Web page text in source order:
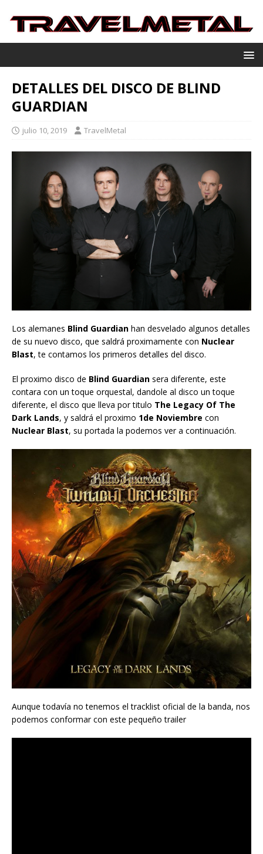
DETALLES DEL DISCO DE BLIND
GUARDIAN
julio 10, 2019 TravelMetal
Los alemanes Blind Guardian han desvelado algunos detalles
de su nuevo disco, que saldrá proximamente con Nuclear
Blast, te contamos los primeros detalles del disco.
El proximo disco de Blind Guardian sera diferente, este
contara con un toque orquestal, dandole al disco un toque
diferente, el disco que lleva por titulo The Legacy Of The
Dark Lands, y saldrá el proximo 1de Noviembre con
Nuclear Blast, su portada la podemos ver a continuación.
Aunque todavía no tenemos el tracklist oficial de la banda, nos
podemos conformar con este pequeño trailer